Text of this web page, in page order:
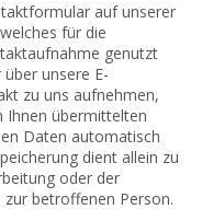
auf unserer
für die
genutzt
unsere E-
zu uns aufnehmen,
Ihnen übermittelten
Daten automatisch
dient allein zu
oder der
betroffenen Person.